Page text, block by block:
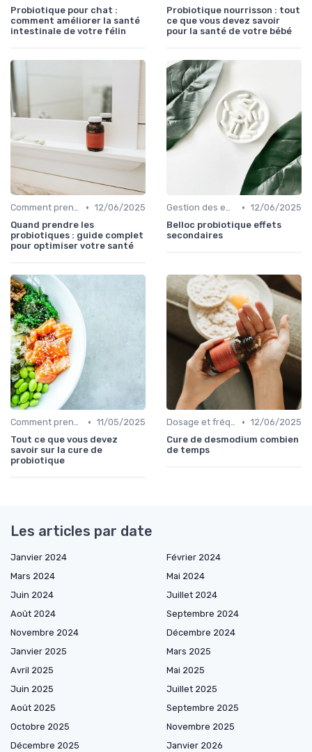
Probiotique pour chat :
comment améliorer la santé
intestinale de votre félin
Probiotique nourrisson : tout
ce que vous devez savoir
pour la santé de votre bébé
Comment prendre des probiotiques • 12/06/2025
Quand prendre les
probiotiques : guide complet
pour optimiser votre santé
Gestion des effets secondaires • 12/06/2025
Belloc probiotique effets
secondaires
Comment prendre des probiotiques • 11/05/2025
Tout ce que vous devez
savoir sur la cure de
probiotique
Dosage et fréquence • 12/06/2025
Cure de desmodium combien
de temps
Les articles par date
Janvier 2024
Février 2024
Mars 2024
Mai 2024
Juin 2024
Juillet 2024
Août 2024
Septembre 2024
Novembre 2024
Décembre 2024
Janvier 2025
Mars 2025
Avril 2025
Mai 2025
Juin 2025
Juillet 2025
Août 2025
Septembre 2025
Octobre 2025
Novembre 2025
Décembre 2025
Janvier 2026